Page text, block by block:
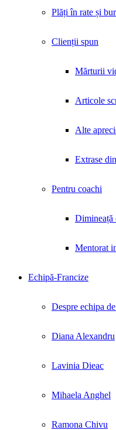
Plăți în rate și
Clienții spun
Mărturii
Articole
Alte
Extrase
Pentru coachi
Dimineață
Mentorat
Echipă-Francize
Despre echipa
Diana Alexandru
Lavinia Dieac
Mihaela Anghel
Ramona Chivu